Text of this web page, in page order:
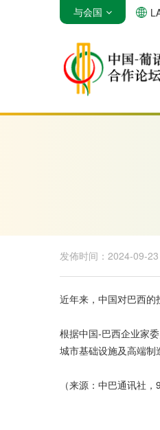
安哥拉
与会国
发佈时间：2024-09-23
近年来，中国对巴西的
根据中国-巴西企业家
城市基础设施及高端制
（来源：中巴通讯社，